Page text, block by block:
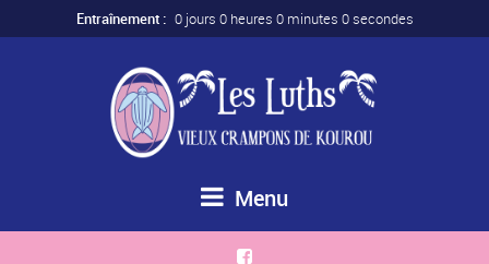
Entraînement : 0 jours 0 heures 0 minutes 0 secondes
Menu